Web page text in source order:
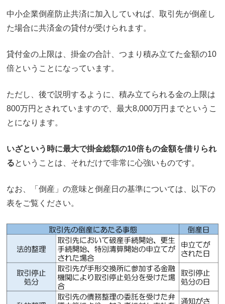
中小企業倒産防止共済に加入していれば、取引先が倒産し
た場合に共済金の貸付が受けられます。
貸付金の上限は、掛金の合計、つまり積み立てた金額の10
倍ということになっています。
ただし、後で説明するように、積み立てられる金の上限は
800万円とされていますので、最大8,000万円までというこ
とになります。
いざという時に最大で掛金総額の10倍もの金額を借りられ
るということは、それだけで非常に心強いものです。
なお、「倒産」の意味と倒産日の基準については、以下の
表をご覧ください。